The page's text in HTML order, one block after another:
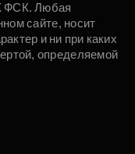
ФСК. Любая
сайте, носит
и ни при каких
определяемой